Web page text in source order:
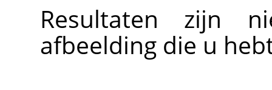
Resultaten zijn
afbeelding die u